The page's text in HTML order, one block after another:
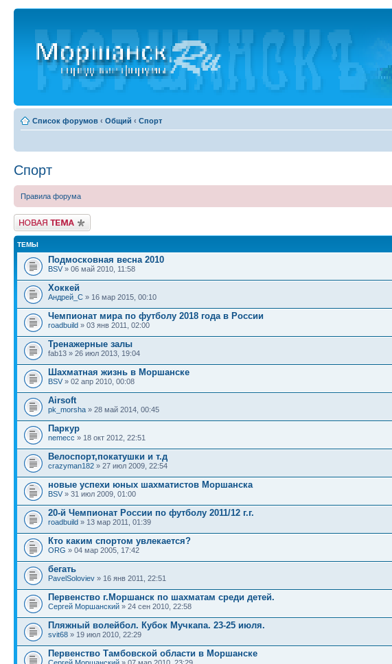
Список форумов ‹ Общий ‹ Спорт
Спорт
Правила форума
Новая тема
ТЕМЫ
Подмосковная весна 2010
BSV » 06 май 2010, 11:58
Хоккей
Андрей_С » 16 мар 2015, 00:10
Чемпионат мира по футболу 2018 года в России
roadbuild » 03 янв 2011, 02:00
Тренажерные залы
fab13 » 26 июл 2013, 19:04
Шахматная жизнь в Моршанске
BSV » 02 апр 2010, 00:08
Airsoft
pk_morsha » 28 май 2014, 00:45
Паркур
nemecc » 18 окт 2012, 22:51
Велоспорт,покатушки и т.д
crazyman182 » 27 июл 2009, 22:54
новые успехи юных шахматистов Моршанска
BSV » 31 июл 2009, 01:00
20-й Чемпионат России по футболу 2011/12 г.г.
roadbuild » 13 мар 2011, 01:39
Кто каким спортом увлекается?
ORG » 04 мар 2005, 17:42
бегать
PavelSoloviev » 16 янв 2011, 22:51
Первенство г.Моршанск по шахматам среди детей.
Сергей Моршанский » 24 сен 2010, 22:58
Пляжный волейбол. Кубок Мучкапа. 23-25 июля.
svit68 » 19 июл 2010, 22:29
Первенство Тамбовской области в Моршанске